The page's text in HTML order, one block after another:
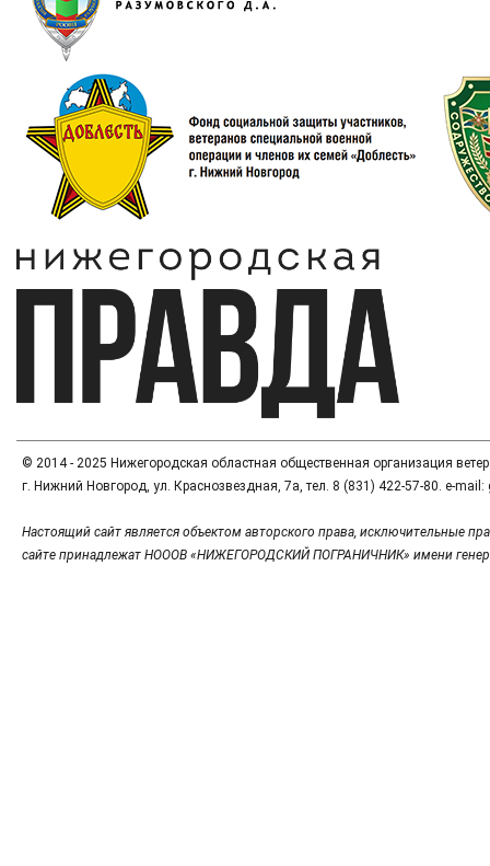
© 2014 - 2025 Нижегородская областная общественная организация
г. Нижний Новгород, ул. Краснозвездная, 7а, тел. 8 (831) 422-57-80. e-
Настоящий сайт является объектом авторского права, исключительные
сайте принадлежат НОООВ «НИЖЕГОРОДСКИЙ ПОГРАНИЧНИК» имени